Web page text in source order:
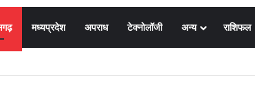
मध्यप्रदेश अपराध टेक्नोलॉजी अन्य राशिफल